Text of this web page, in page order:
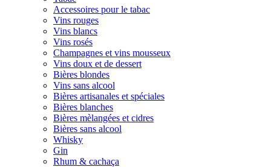
Accessoires pour le tabac
Vins rouges
Vins blancs
Vins rosés
Champagnes et vins mousseux
Vins doux et de dessert
Bières blondes
Vins sans alcool
Bières artisanales et spéciales
Bières blanches
Bières mèlangées et cidres
Bières sans alcool
Whisky
Gin
Rhum & cachaça